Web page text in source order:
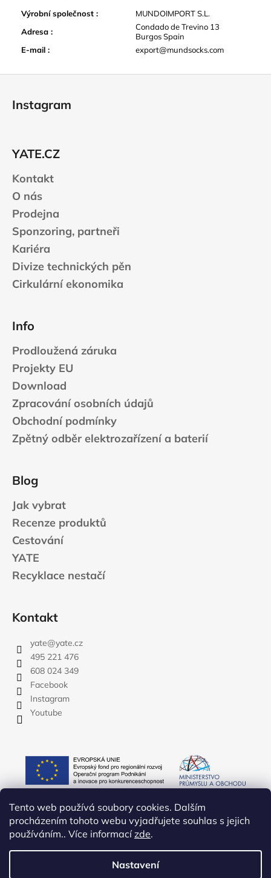
Tento web používá soubory cookies. Dalším
procházením tohoto webu vyjadřujete souhlas s jejich
používáním.. Více informacízde.
Nastavení
Výrobní společnost :
MUNDOIMPORT S.L.
Adresa :
Condado de Trevino 13
Burgos Spain
E-mail : export@mundsocks.com
Instagram
YATE.CZ
Kontakt
O nás
Prodejna
Sponzoring, partneři
Kariéra
Divize technických pěn
Cirkulární ekonomika
Info
Prodloužená záruka
Projekty EU
Download
Zpracování osobních údajů
Obchodní podmínky
Zpětný odběr elektrozařízení a baterií
Blog
Jak vybrat
Recenze produktů
Cestování
YATE
Recyklace nestačí
Kontakt
yate@yate.cz
495 221 476
608 024 349
Facebook
Instagram
Youtube